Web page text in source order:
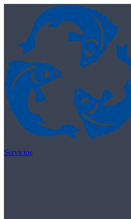
Skip to content
Servicios